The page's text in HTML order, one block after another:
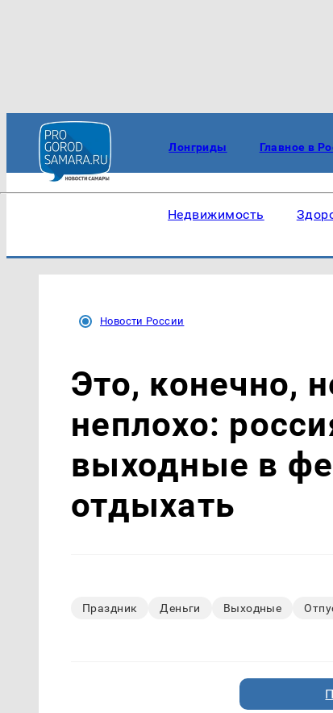
Лонгриды Главное в
Недвижимость
Новости России
Это, конечно,
неплохо:
выходные в
отдыхать
Праздник Деньги Выходные